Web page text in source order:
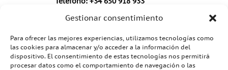
Gestionar consentimiento
Para ofrecer las mejores experiencias, utilizamos tecnologías como
las cookies para almacenar y/o acceder a la información del
dispositivo. El consentimiento de estas tecnologías nos permitirá
procesar datos como el comportamiento de navegación o las
Horario: Lunes a viernes 10 a 20h